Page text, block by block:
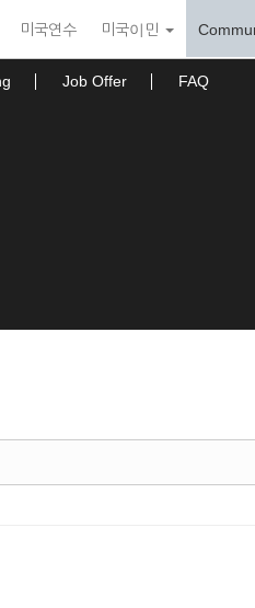
미국연수 미국이민
Job Offer FAQ